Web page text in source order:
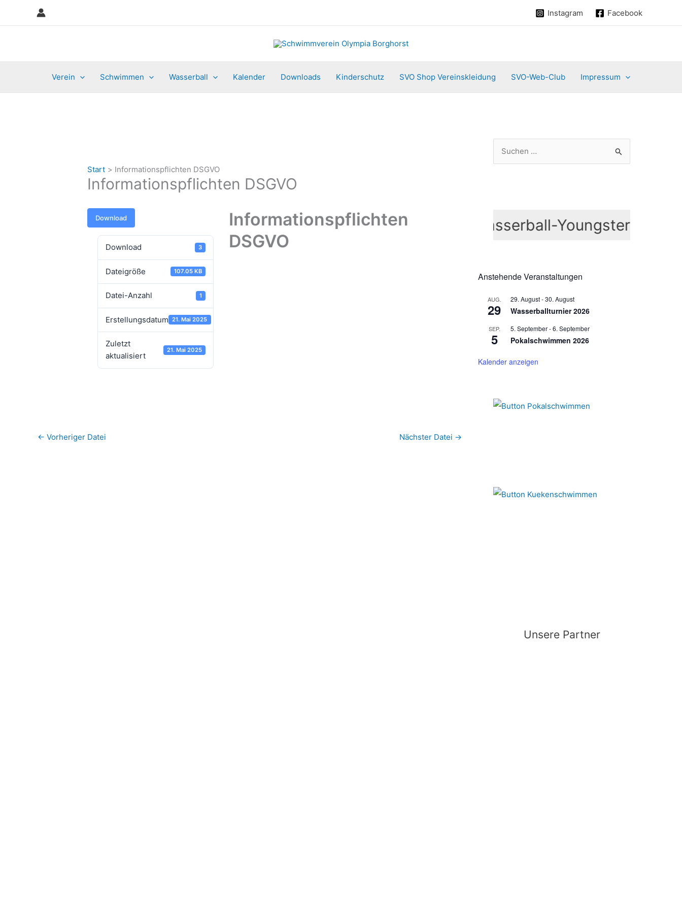
Instagram Facebook
Verein Schwimmen Wasserball Kalender Downloads Kinderschutz SVO Shop Vereinskleidung SVO-Web-Club Impressum
Start Informationspflichten DSGVO
Informationspflichten DSGVO
Download
Download 3
Dateigröße 107.05 KB
Datei-Anzahl 1
Erstellungsdatum 21. Mai 2025
Zuletzt
aktualisiert
21. Mai 2025
Informationspflichten
DSGVO
← Vorheriger Datei Nächster Datei →
n
c
:
Wasserball-Youngster
Anstehende Veranstaltungen
AUG.
29
29. August-30. August
Wasserballturnier 2026
SEP.
5
5. September-6. September
Pokalschwimmen 2026
Kalender anzeigen
Unsere Partner